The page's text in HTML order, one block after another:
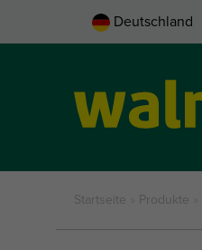
Deutschland
Startseite Produkte